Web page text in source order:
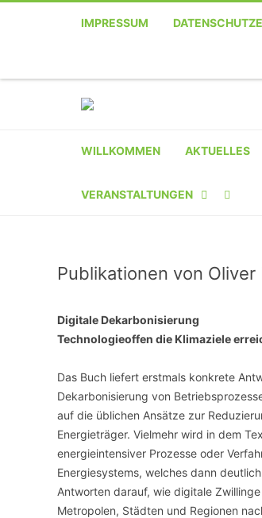
IMPRESSUM
WILLKOMMEN AKTUELLES
VERANSTALTUNGEN
VERANSTALTER-
VERANSTALTUNG
VERANSTALTUNGSORTE
Publikationen von
Digitale Dekarbonisierung
Technologieoffen die Klimaziele
Das Buch liefert erstmals konkrete
Dekarbonisierung von
auf die üblichen Ansätze zur
Energieträger. Vielmehr wird in dem
energieintensiver Prozesse oder
Energiesystems, welches dann
Antworten darauf, wie digitale
Metropolen, Städten und Regionen